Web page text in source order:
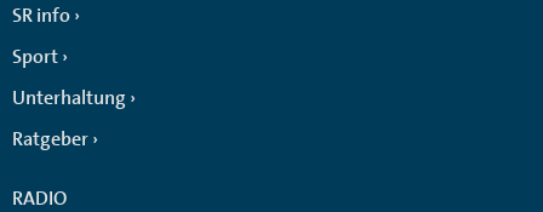
SR info
Sport
Unterhaltung
Ratgeber
RADIO